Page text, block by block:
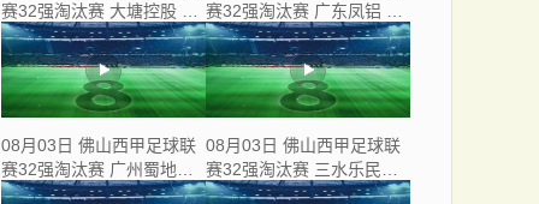
赛32强淘汰赛 大塘控股 VS
茂名市点都得 全场录像
赛32强淘汰赛 广东凤铝 VS
湛江八部科技 全场录像
08月03日 佛山西甲足球联
赛32强淘汰赛 广州蜀地红
VS 广州戴拿模 全场录像
08月03日 佛山西甲足球联
赛32强淘汰赛 三水乐民兴
健力宝 VS 中国澳门澳科精